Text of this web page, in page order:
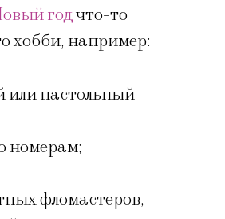
годчто-то
хобби, например:
или настольный
номерам;
фломастеров,